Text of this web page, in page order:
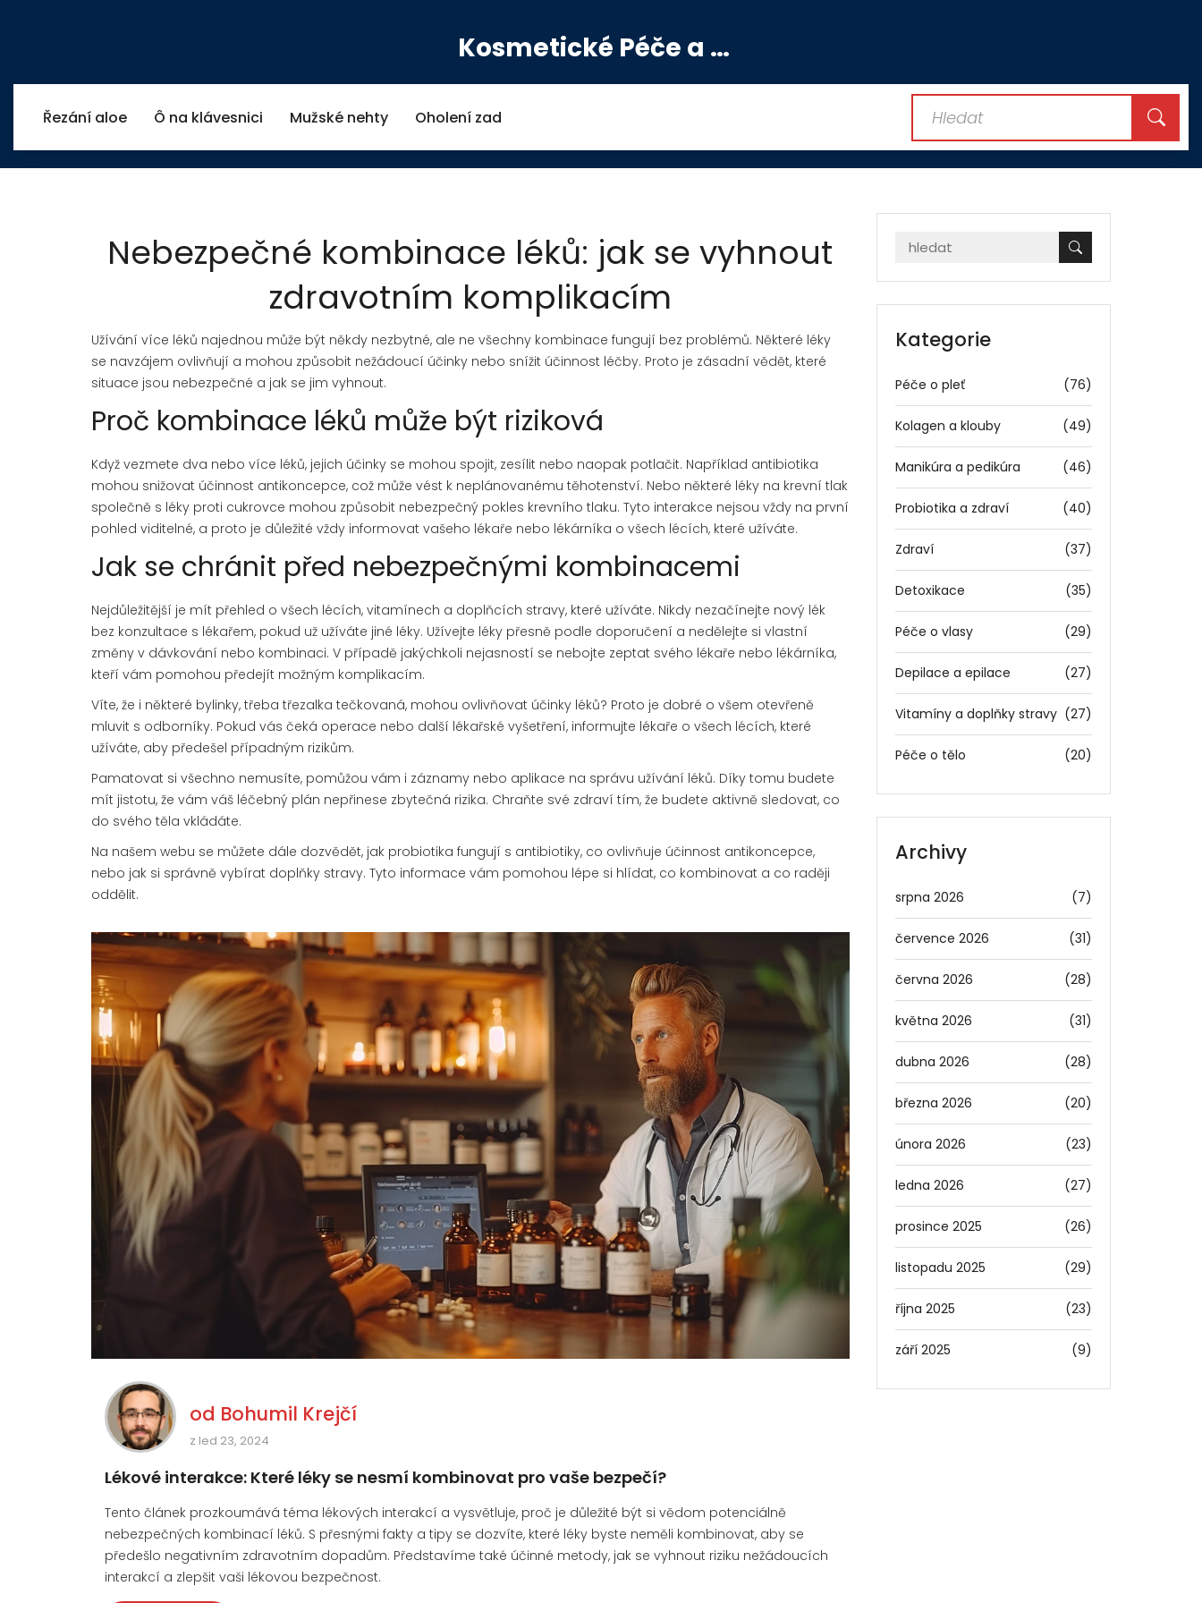
Kosmetické Péče a Výživové Doplňky
Řezání aloe Ô na klávesnici Mužské nehty Oholení zad
Nebezpečné kombinace léků: jak se vyhnout
zdravotním komplikacím
Užívání více léků najednou může být někdy nezbytné, ale ne všechny kombinace fungují bez problémů. Některé léky
se navzájem ovlivňují a mohou způsobit nežádoucí účinky nebo snížit účinnost léčby. Proto je zásadní vědět, které
situace jsou nebezpečné a jak se jim vyhnout.
Proč kombinace léků může být riziková
Když vezmete dva nebo více léků, jejich účinky se mohou spojit, zesílit nebo naopak potlačit. Například antibiotika
mohou snižovat účinnost antikoncepce, což může vést k neplánovanému těhotenství. Nebo některé léky na krevní tlak
společně s léky proti cukrovce mohou způsobit nebezpečný pokles krevního tlaku. Tyto interakce nejsou vždy na první
pohled viditelné, a proto je důležité vždy informovat vašeho lékaře nebo lékárníka o všech lécích, které užíváte.
Jak se chránit před nebezpečnými kombinacemi
Nejdůležitější je mít přehled o všech lécích, vitamínech a doplňcích stravy, které užíváte. Nikdy nezačínejte nový lék
bez konzultace s lékařem, pokud už užíváte jiné léky. Užívejte léky přesně podle doporučení a nedělejte si vlastní
změny v dávkování nebo kombinaci. V případě jakýchkoli nejasností se nebojte zeptat svého lékaře nebo lékárníka,
kteří vám pomohou předejít možným komplikacím.
Víte, že i některé bylinky, třeba třezalka tečkovaná, mohou ovlivňovat účinky léků? Proto je dobré o všem otevřeně
mluvit s odborníky. Pokud vás čeká operace nebo další lékařské vyšetření, informujte lékaře o všech lécích, které
užíváte, aby předešel případným rizikům.
Pamatovat si všechno nemusíte, pomůžou vám i záznamy nebo aplikace na správu užívání léků. Díky tomu budete
mít jistotu, že vám váš léčebný plán nepřinese zbytečná rizika. Chraňte své zdraví tím, že budete aktivně sledovat, co
do svého těla vkládáte.
Na našem webu se můžete dále dozvědět, jak probiotika fungují s antibiotiky, co ovlivňuje účinnost antikoncepce,
nebo jak si správně vybírat doplňky stravy. Tyto informace vám pomohou lépe si hlídat, co kombinovat a co raději
oddělit.
od Bohumil Krejčí
z led 23, 2024
Lékové interakce: Které léky se nesmí kombinovat pro vaše bezpečí?
Tento článek prozkoumává téma lékových interakcí a vysvětluje, proč je důležité být si vědom potenciálně
nebezpečných kombinací léků. S přesnými fakty a tipy se dozvíte, které léky byste neměli kombinovat, aby se
předešlo negativním zdravotním dopadům. Představíme také účinné metody, jak se vyhnout riziku nežádoucích
interakcí a zlepšit vaši lékovou bezpečnost.
Kategorie
Péče o pleť (76)
Kolagen a klouby (49)
Manikúra a pedikúra (46)
Probiotika a zdraví (40)
Zdraví (37)
Detoxikace (35)
Péče o vlasy (29)
Depilace a epilace (27)
Vitamíny a doplňky stravy (27)
Péče o tělo (20)
Archivy
srpna 2026 (7)
července 2026 (31)
června 2026 (28)
května 2026 (31)
dubna 2026 (28)
března 2026 (20)
února 2026 (23)
ledna 2026 (27)
prosince 2025 (26)
listopadu 2025 (29)
října 2025 (23)
září 2025 (9)